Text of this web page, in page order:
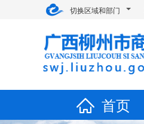
切换区域和部门
首页